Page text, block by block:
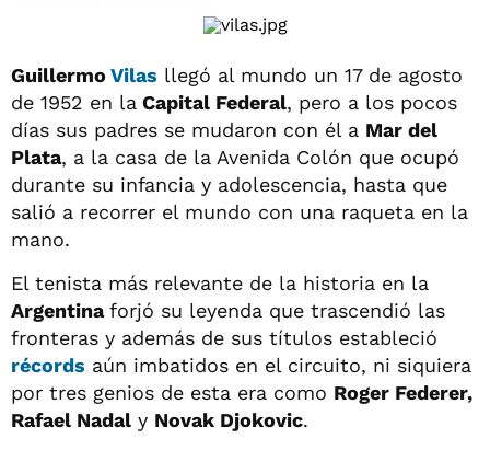
GuillermoVilas llegó al mundo un 17 de agosto
de 1952 en la Capital Federal, pero a los pocos
días sus padres se mudaron con él a Mar del
Plata, a la casa de la Avenida Colón que ocupó
durante su infancia y adolescencia, hasta que
salió a recorrer el mundo con una raqueta en la
mano.
El tenista más relevante de la historia en la
Argentinaforjó su leyenda que trascendió las
fronteras y además de sus títulos estableció
récords aún imbatidos en el circuito, ni siquiera
por tres genios de esta era como Roger Federer,
Rafael Nadal y Novak Djokovic.